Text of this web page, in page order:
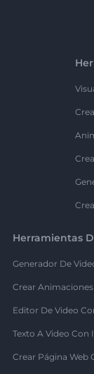
Herramientas
Generador De
Crear
Editor De Video
Texto A Video Con
Crear Página Web